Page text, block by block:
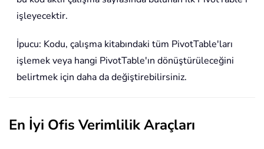
işleyecektir.
İpucu: Kodu, çalışma kitabındaki tüm PivotTable'ları
işlemek veya hangi PivotTable'ın dönüştürüleceğini
belirtmek için daha da değiştirebilirsiniz.
En İyi Ofis Verimlilik Araçları